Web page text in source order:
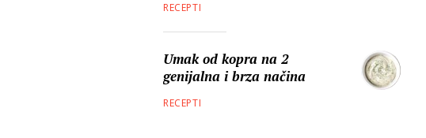
RECEPTI
Umak od kopra na 2
genijalna i brza načina
RECEPTI